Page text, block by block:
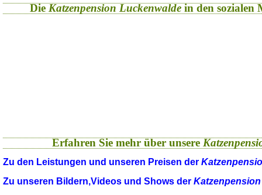
Die Katzenpension Luckenwaldein den sozialen
Erfahren Sie mehr über unsere
Zu den Leistungen und unseren Preisen der
Zu unseren Bildern,Videos und Shows der